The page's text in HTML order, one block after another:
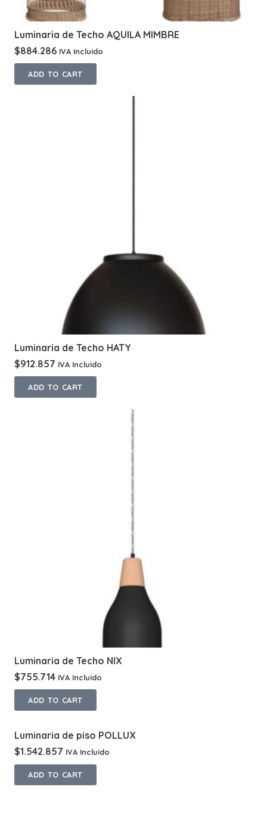
Luminaria de Techo AQUILA MIMBRE
$884.286 IVA Incluido
ADD TO CART
Luminaria de Techo HATY
$912.857 IVA Incluido
ADD TO CART
Luminaria de Techo NIX
$755.714 IVA Incluido
ADD TO CART
Luminaria de piso POLLUX
$1.542.857 IVA Incluido
ADD TO CART